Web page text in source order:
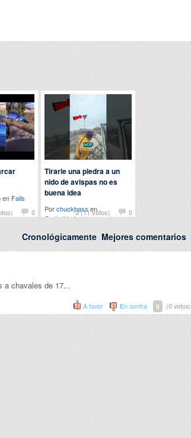
0
en Fails
-3 (11 votos)
0
Tirarle una piedra a un
nido de avispas no es
buena idea
Porchuckbassen
Curiosidades
Mejores comentarios
Cronológicamente
a chavales de 17...
A favor En contra 0 (0 votos)